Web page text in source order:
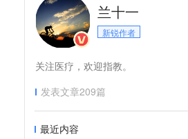
兰十一
新锐作者
关注医疗，欢迎指教。
发表文章209篇
最近内容